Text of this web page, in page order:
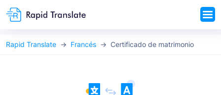
Rapid Translate Francés Certificado de matrimonio